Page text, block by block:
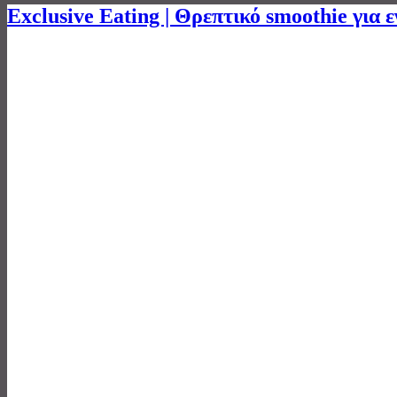
Exclusive Eating | Θρεπτικό smoothie για